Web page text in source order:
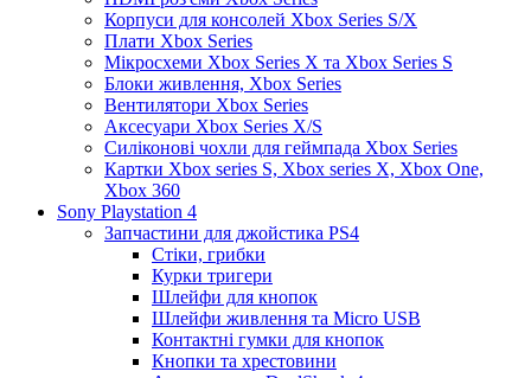
Корпуси для консолей Xbox Series S/X
Плати Xbox Series
Мікросхеми Xbox Series X та Xbox Series S
Блоки живлення, Xbox Series
Вентилятори Xbox Series
Аксесуари Xbox Series X/S
Силіконові чохли для геймпада Xbox Series
Картки Xbox series S, Xbox series X, Xbox One,
Xbox 360
Sony Playstation 4
Запчастини для джойстика PS4
Стіки, грибки
Курки тригери
Шлейфи для кнопок
Шлейфи живлення та Micro USB
Контактні гумки для кнопок
Кнопки та хрестовини